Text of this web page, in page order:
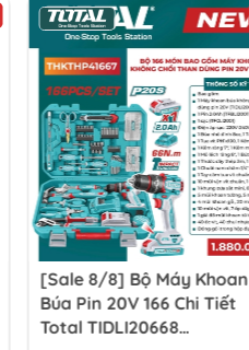
[Sale 8/8] Bộ Máy Khoan
Búa Pin 20V 166 Chi Tiết
Total TIDLI20668